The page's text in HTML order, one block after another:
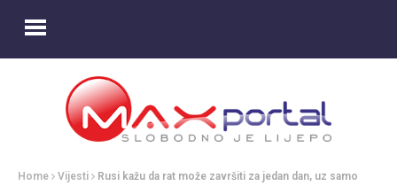
Home Vijesti
Rusi kažu da rat može završiti za jedan dan, uz samo